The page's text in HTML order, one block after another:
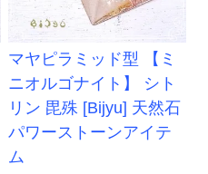
マヤピラミッド型 【ミ
ニオルゴナイト】 シト
リン 毘殊 [Bijyu] 天然石
パワーストーンアイテ
ム